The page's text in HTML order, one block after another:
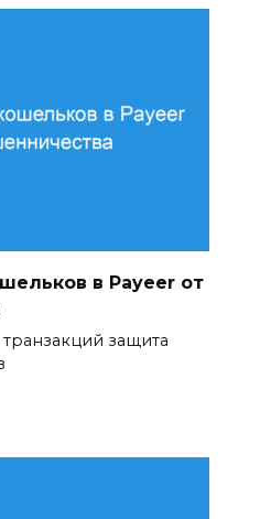
в Payeer от
защита